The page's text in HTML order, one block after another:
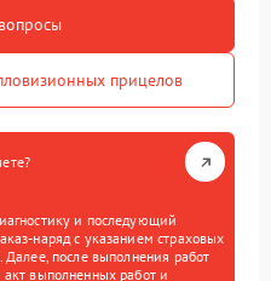
прицелов
и последующий
наряд с указанием страховых
Далее, после выполнения работ
выполненных работ и